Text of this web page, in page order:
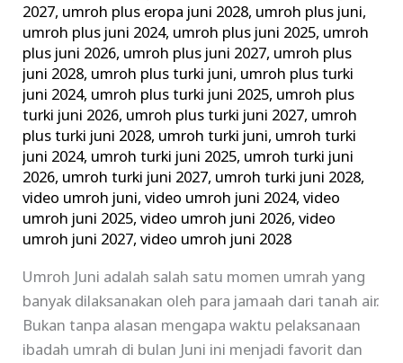
2027, umroh plus eropa juni 2028, umroh plus juni,
umroh plus juni 2024, umroh plus juni 2025, umroh
plus juni 2026, umroh plus juni 2027, umroh plus
juni 2028, umroh plus turki juni, umroh plus turki
juni 2024, umroh plus turki juni 2025, umroh plus
turki juni 2026, umroh plus turki juni 2027, umroh
plus turki juni 2028, umroh turki juni, umroh turki
juni 2024, umroh turki juni 2025, umroh turki juni
2026, umroh turki juni 2027, umroh turki juni 2028,
video umroh juni,video umroh juni 2024,video
umroh juni 2025,video umroh juni 2026,video
umroh juni 2027,video umroh juni 2028
Umroh Juni adalah salah satu momen umrah yang
banyak dilaksanakan oleh para jamaah dari tanah air.
Bukan tanpa alasan mengapa waktu pelaksanaan
ibadah umrah di bulan Juni ini menjadi favorit dan